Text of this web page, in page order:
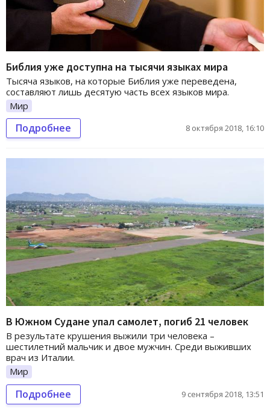
Библия уже доступна на тысячи языках мира
Тысяча языков, на которые Библия уже переведена,
составляют лишь десятую часть всех языков мира.
Мир
Подробнее 8 октября 2018, 16:10
В Южном Судане упал самолет, погиб 21 человек
В результате крушения выжили три человека –
шестилетний мальчик и двое мужчин. Среди выживших
врач из Италии.
Мир
Подробнее 9 сентября 2018, 13:51